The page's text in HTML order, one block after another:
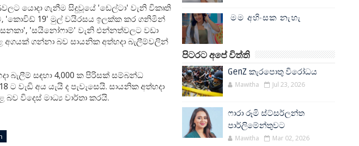
යොදා ගැනීම සිදුවූයේ 'ඩෙල්ටා' වැනි විකෘති
'කොවිඩ් 19' මුල් වයිරසය ඉලක්ක කර ගනිමින්
'සයිනෝෆාම්' වැනි එන්නත්වලට වඩා
ගන්නා බව සායනික අත්හදා බැලීම්වලින්
බැලීම් සඳහා 4,000 ක පිරිසක් සම්බන්ධ
වැඩි අය යැයි ද පැවැසෙයි. සායනික අත්හදා
බව විදෙස් මාධ්‍ය වාර්තා කරයි.
මම අහිංසක නැහැ
පිටරට අපේ විත්ති
GenZ කැරපොතු විරෝධය
Mawitha Jul 23, 2026
ෆාරා රූමි ස්ට්සර්ලන්ත
පාර්ලිමේන්තුවට
Mawitha Mar 02, 2026